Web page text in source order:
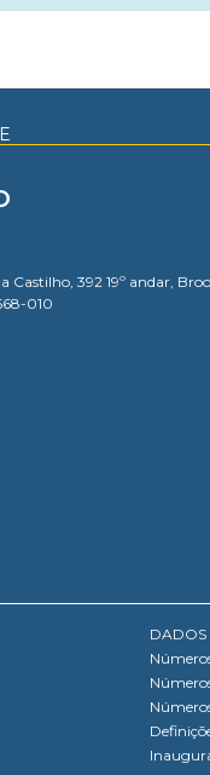
Castilho, 392 19º andar,
010
DADOS